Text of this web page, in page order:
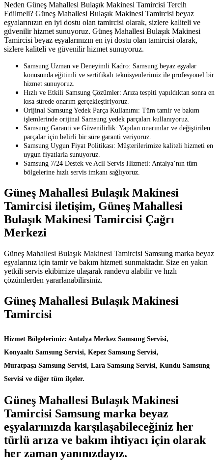
Neden Güneş Mahallesi Bulaşık Makinesi Tamircisi Tercih
Edilmeli? Güneş Mahallesi Bulaşık Makinesi Tamircisi beyaz
eşyalarınızın en iyi dostu olan tamircisi olarak, sizlere kaliteli ve
güvenilir hizmet sunuyoruz. Güneş Mahallesi Bulaşık Makinesi
Tamircisi beyaz eşyalarınızın en iyi dostu olan tamircisi olarak,
sizlere kaliteli ve güvenilir hizmet sunuyoruz.
Samsung Uzman ve Deneyimli Kadro: Samsung beyaz eşyalar
konusunda eğitimli ve sertifikalı teknisyenlerimiz ile profesyonel bir
hizmet sunuyoruz.
Hızlı ve Etkili Samsung Çözümler: Arıza tespiti yapıldıktan sonra en
kısa sürede onarım gerçekleştiriyoruz.
Orijinal Samsung Yedek Parça Kullanımı: Tüm tamir ve bakım
işlemlerinde orijinal Samsung yedek parçaları kullanıyoruz.
Samsung Garanti ve Güvenilirlik: Yapılan onarımlar ve değiştirilen
parçalar için belirli bir süre garanti veriyoruz.
Samsung Uygun Fiyat Politikası: Müşterilerimize kaliteli hizmeti en
uygun fiyatlarla sunuyoruz.
Samsung 7/24 Destek ve Acil Servis Hizmeti: Antalya’nın tüm
bölgelerine hızlı servis imkanı sağlıyoruz.
Güneş Mahallesi Bulaşık Makinesi
Tamircisi iletişim, Güneş Mahallesi
Bulaşık Makinesi Tamircisi Çağrı
Merkezi
Güneş Mahallesi Bulaşık Makinesi Tamircisi Samsung marka beyaz
eşyalarınız için tamir ve bakım hizmeti sunmaktadır. Size en yakın
yetkili servis ekibimize ulaşarak randevu alabilir ve hızlı
çözümlerden yararlanabilirsiniz.
Güneş Mahallesi Bulaşık Makinesi
Tamircisi
Hizmet Bölgelerimiz: Antalya Merkez Samsung Servisi,
Konyaaltı Samsung Servisi, Kepez Samsung Servisi,
Muratpaşa Samsung Servisi, Lara Samsung Servisi, Kundu Samsung
Servisi ve diğer tüm ilçeler.
Güneş Mahallesi Bulaşık Makinesi
Tamircisi Samsung marka beyaz
eşyalarınızda karşılaşabileceğiniz her
türlü arıza ve bakım ihtiyacı için olarak
her zaman yanınızdayız.